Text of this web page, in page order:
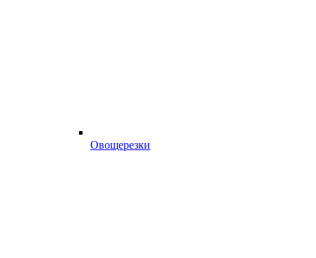
Овощерезки